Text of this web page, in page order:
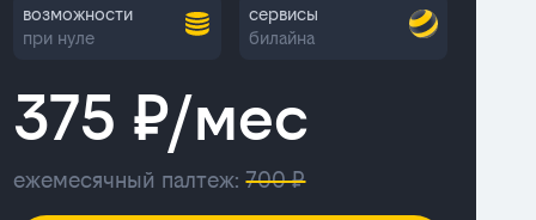
возможности
при нуле
сервисы
билайна
375 ₽/мес
ежемесячный палтеж:700 ₽